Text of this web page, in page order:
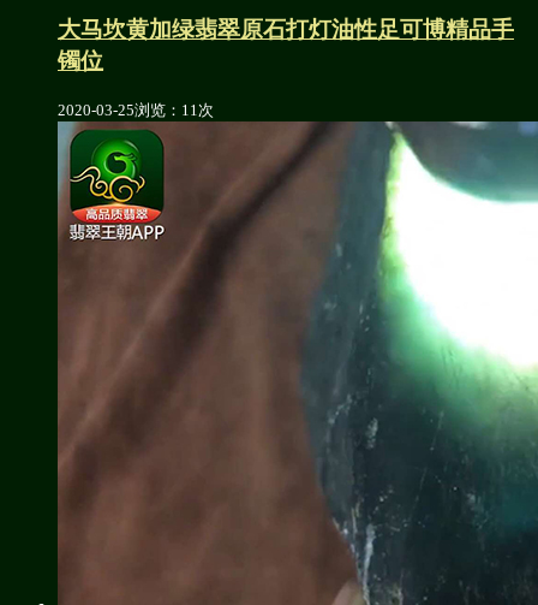
大马坎黄加绿翡翠原石打灯油性足可博精品手
镯位
2020-03-25浏览：11次